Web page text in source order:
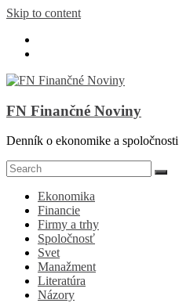
Skip to content
FN Finančné Noviny
Denník o ekonomike a spoločnosti
Ekonomika
Financie
Firmy a trhy
Spoločnosť
Svet
Manažment
Literatúra
Názory